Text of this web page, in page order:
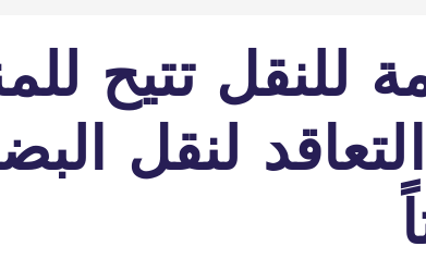
للنقل تتيح
لنقل